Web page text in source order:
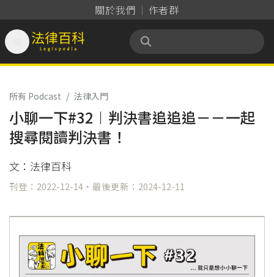
關於我們 作者群
法律百科 Legispedia
所有 Podcast / 法律入門
小聊一下#32︱判決書追追追－－一起
搜尋閱讀判決書！
文：法律百科
刊登：2022-12-14・最後更新：2024-12-11